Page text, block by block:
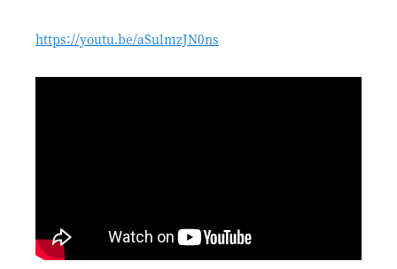
https://youtu.be/aSulmzJN0ns